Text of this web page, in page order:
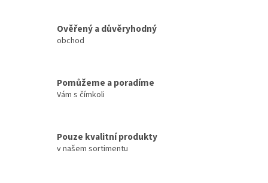
c
k
p
i
á
Ověřený a důvěryhodný
obchod
Pomůžeme a poradíme
Vám s čímkoli
Pouze kvalitní produkty
v našem sortimentu